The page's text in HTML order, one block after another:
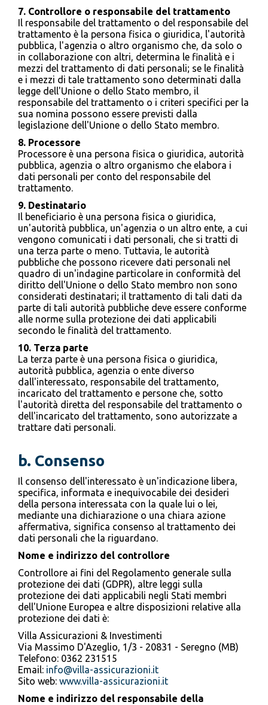
7. Controllore o responsabile del trattamento
Il responsabile del trattamento o del responsabile del
trattamento è la persona fisica o giuridica, l'autorità
pubblica, l'agenzia o altro organismo che, da solo o
in collaborazione con altri, determina le finalità e i
mezzi del trattamento di dati personali; se le finalità
e i mezzi di tale trattamento sono determinati dalla
legge dell'Unione o dello Stato membro, il
responsabile del trattamento o i criteri specifici per la
sua nomina possono essere previsti dalla
legislazione dell'Unione o dello Stato membro.
8. Processore
Processore è una persona fisica o giuridica, autorità
pubblica, agenzia o altro organismo che elabora i
dati personali per conto del responsabile del
trattamento.
9. Destinatario
Il beneficiario è una persona fisica o giuridica,
un'autorità pubblica, un'agenzia o un altro ente, a cui
vengono comunicati i dati personali, che si tratti di
una terza parte o meno. Tuttavia, le autorità
pubbliche che possono ricevere dati personali nel
quadro di un'indagine particolare in conformità del
diritto dell'Unione o dello Stato membro non sono
considerati destinatari; il trattamento di tali dati da
parte di tali autorità pubbliche deve essere conforme
alle norme sulla protezione dei dati applicabili
secondo le finalità del trattamento.
10. Terza parte
La terza parte è una persona fisica o giuridica,
autorità pubblica, agenzia o ente diverso
dall'interessato, responsabile del trattamento,
incaricato del trattamento e persone che, sotto
l'autorità diretta del responsabile del trattamento o
dell'incaricato del trattamento, sono autorizzate a
trattare dati personali.
b. Consenso
Il consenso dell'interessato è un'indicazione libera,
specifica, informata e inequivocabile dei desideri
della persona interessata con la quale lui o lei,
mediante una dichiarazione o una chiara azione
affermativa, significa consenso al trattamento dei
dati personali che la riguardano.
Nome e indirizzo del controllore
Controllore ai fini del Regolamento generale sulla
protezione dei dati (GDPR), altre leggi sulla
protezione dei dati applicabili negli Stati membri
dell'Unione Europea e altre disposizioni relative alla
protezione dei dati è:
Villa Assicurazioni & Investimenti
Via Massimo D'Azeglio, 1/3 - 20831 - Seregno (MB)
Telefono: 0362 231515
Email: info@villa-assicurazioni.it
Sito web: www.villa-assicurazioni.it
Nome e indirizzo del responsabile della